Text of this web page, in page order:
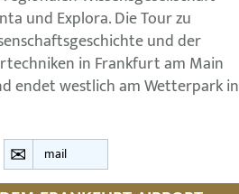
und Explora. Die Tour zu
und der
in Frankfurt am Main
endet westlich am Wetterpark in
mail